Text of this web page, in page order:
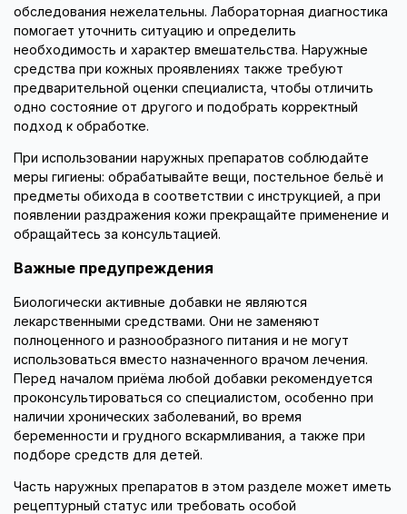
обследования нежелательны. Лабораторная диагностика
помогает уточнить ситуацию и определить
необходимость и характер вмешательства. Наружные
средства при кожных проявлениях также требуют
предварительной оценки специалиста, чтобы отличить
одно состояние от другого и подобрать корректный
подход к обработке.
При использовании наружных препаратов соблюдайте
меры гигиены: обрабатывайте вещи, постельное бельё и
предметы обихода в соответствии с инструкцией, а при
появлении раздражения кожи прекращайте применение и
обращайтесь за консультацией.
Важные предупреждения
Биологически активные добавки не являются
лекарственными средствами. Они не заменяют
полноценного и разнообразного питания и не могут
использоваться вместо назначенного врачом лечения.
Перед началом приёма любой добавки рекомендуется
проконсультироваться со специалистом, особенно при
наличии хронических заболеваний, во время
беременности и грудного вскармливания, а также при
подборе средств для детей.
Часть наружных препаратов в этом разделе может иметь
рецептурный статус или требовать особой